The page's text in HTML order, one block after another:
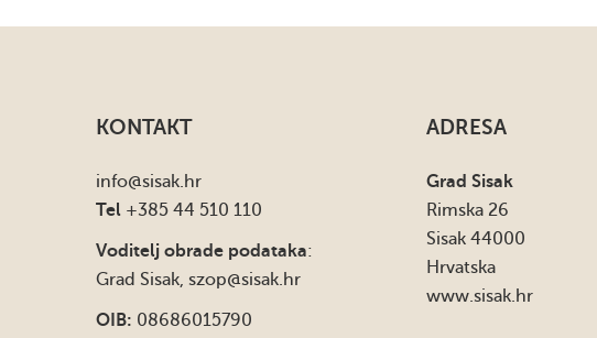
KONTAKT
info@sisak.hr
Tel +385 44 510 110
Voditelj obrade podataka:
Grad Sisak, szop@sisak.hr
OIB: 08686015790
ADRESA
Grad Sisak
Rimska 26
Sisak 44000
Hrvatska
www.sisak.hr